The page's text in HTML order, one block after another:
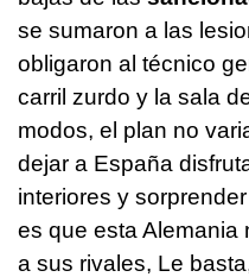
se sumaron a las
obligaron al técnico
carril zurdo y la sala
modos, el plan no
dejar a España
interiores y
es que esta Alemania
a sus rivales, Le